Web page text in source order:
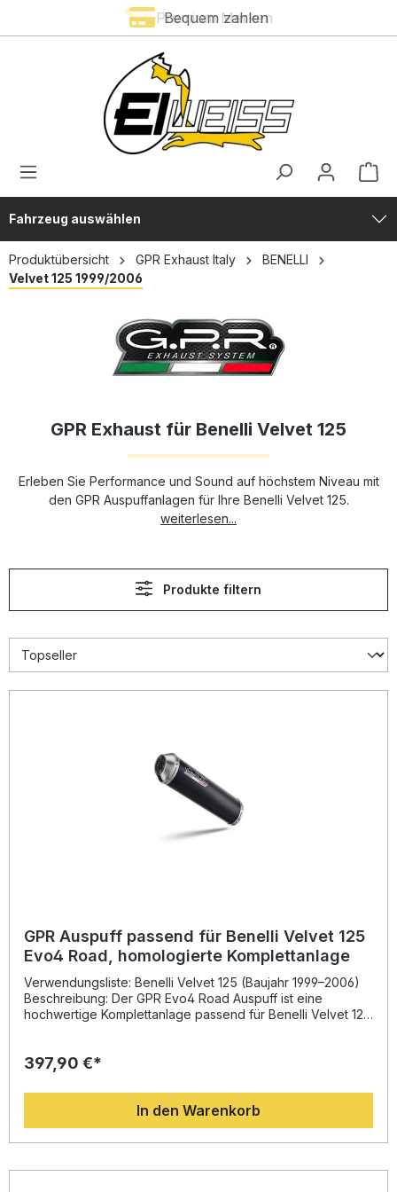
Premium Marken
Bequem zahlen
Fahrzeug auswählen
Produktübersicht GPR Exhaust Italy
BENELLI
Velvet 125 1999/2006
GPR Exhaust für Benelli Velvet 125
Erleben Sie Performance und Sound auf höchstem Niveau mit
den GPR Auspuffanlagen für Ihre Benelli Velvet 125.
weiterlesen...
Produkte filtern
GPR Auspuff passend für Benelli Velvet 125
Evo4 Road, homologierte Komplettanlage
Verwendungsliste: Benelli Velvet 125 (Baujahr 1999–2006)
Beschreibung: Der GPR Evo4 Road Auspuff ist eine
hochwertige Komplettanlage passend für Benelli Velvet 125
verbesserte Performance sowie einen sportlich-sonoren
Motorrad-Weltmeisterschaft profitieren Sie von einer
verbesserten Drehmoment- und Leistungsentfaltung sowie
einer deutlichen Gewichtsreduzierung im Vergleich zur
Serienanlage. Zusätzlich überzeugt der Auspuff mit einer
attraktiven Preis-Leistungs-Verhältnis. Dank der Plug-and-
397,90 €*
In den Warenkorb